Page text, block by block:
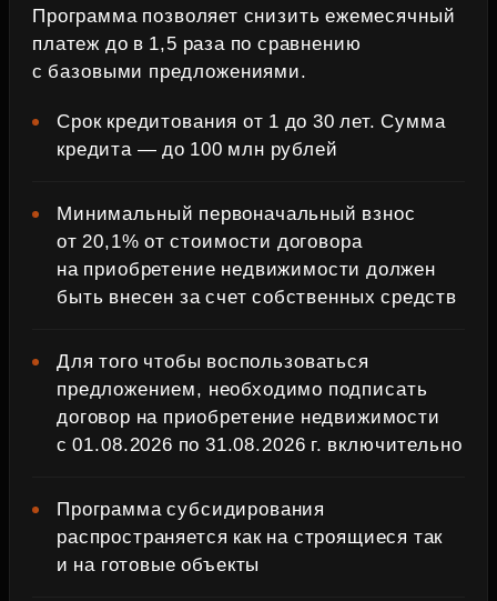
Программа позволяет снизить ежемесячный
платеж до в 1,5 раза по сравнению
с базовыми предложениями.
Срок кредитования от 1 до 30 лет. Сумма
кредита — до 100 млн рублей
Минимальный первоначальный взнос
от 20,1% от стоимости договора
на приобретение недвижимости должен
быть внесен за счет собственных средств
Для того чтобы воспользоваться
предложением, необходимо подписать
договор на приобретение недвижимости
с 01.08.2026 по 31.08.2026 г. включительно
Программа субсидирования
распространяется как на строящиеся так
и на готовые объекты